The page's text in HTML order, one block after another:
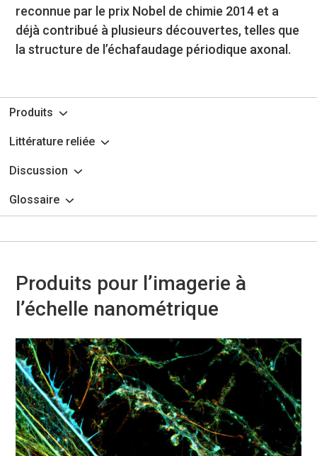
reconnue par le prix Nobel de chimie 2014 et a
déjà contribué à plusieurs découvertes, telles que
la structure de l’échafaudage périodique axonal.
Produits
Littérature reliée
Discussion
Glossaire
Produits pour l’imagerie à
l’échelle nanométrique